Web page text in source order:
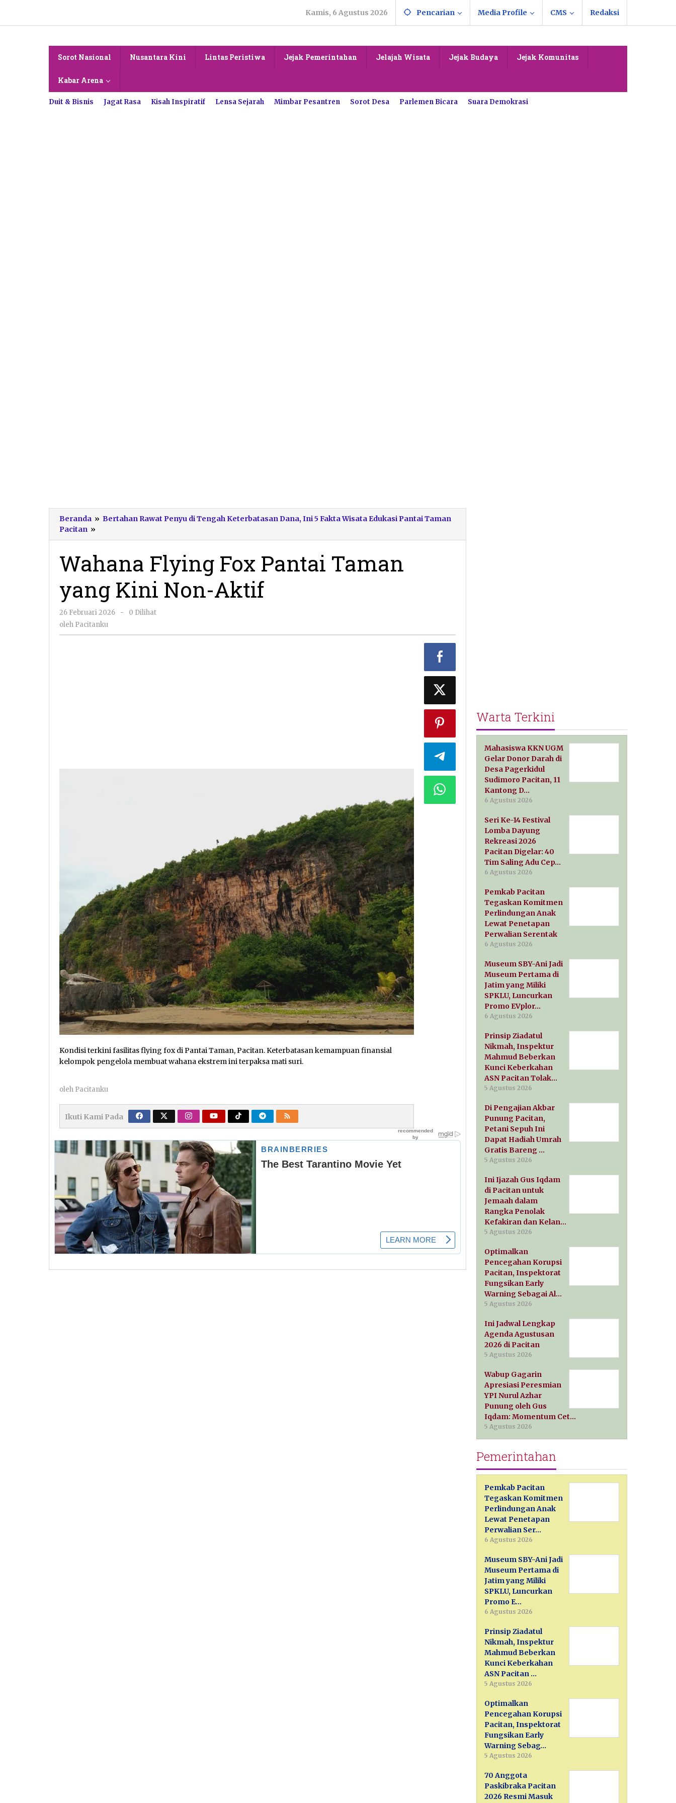
konten
Kamis, 6 Agustus 2026 Pencarian Media Profile CMS Redaksi
Sorot Nasional Nusantara Kini Lintas Peristiwa Jejak Pemerintahan Jelajah Wisata Jejak Budaya Jejak Komunitas
Kabar Arena
Duit & Bisnis Jagat Rasa Kisah Inspiratif Lensa Sejarah Mimbar Pesantren Sorot Desa Parlemen Bicara Suara Demokrasi
Beranda » Bertahan Rawat Penyu di Tengah Keterbatasan Dana, Ini 5 Fakta Wisata Edukasi Pantai Taman
Pacitan »
Flying
Pantai
Taman
Kini
Non-
Aktif
Wahana Flying Fox Pantai Taman
yang Kini Non-Aktif
26 Februari 2026
oleh
-
0 Dilihat
oleh Pacitanku
Kondisi terkini fasilitas flying fox di Pantai Taman, Pacitan. Keterbatasan kemampuan finansial
kelompok pengelola membuat wahana ekstrem ini terpaksa mati suri.
oleh Pacitanku
Ikuti Kami Pada
Warta Terkini
Mahasiswa KKN UGM
Gelar Donor Darah di
Desa Pagerkidul
Sudimoro Pacitan, 11
Kantong D…
6 Agustus 2026
Seri Ke-14 Festival
Lomba Dayung
Rekreasi 2026
Pacitan Digelar: 40
Tim Saling Adu Cep…
6 Agustus 2026
Pemkab Pacitan
Tegaskan Komitmen
Perlindungan Anak
Lewat Penetapan
Perwalian Serentak
6 Agustus 2026
Museum SBY-Ani Jadi
Museum Pertama di
Jatim yang Miliki
SPKLU, Luncurkan
Promo EVplor…
6 Agustus 2026
Prinsip Ziadatul
Nikmah, Inspektur
Mahmud Beberkan
Kunci Keberkahan
ASN Pacitan Tolak…
5 Agustus 2026
Di Pengajian Akbar
Punung Pacitan,
Petani Sepuh Ini
Dapat Hadiah Umrah
Gratis Bareng …
5 Agustus 2026
Ini Ijazah Gus Iqdam
di Pacitan untuk
Jemaah dalam
Rangka Penolak
Kefakiran dan Kelan…
5 Agustus 2026
Optimalkan
Pencegahan Korupsi
Pacitan, Inspektorat
Fungsikan Early
Warning Sebagai Al…
5 Agustus 2026
Ini Jadwal Lengkap
Agenda Agustusan
2026 di Pacitan
5 Agustus 2026
Wabup Gagarin
Apresiasi Peresmian
YPI Nurul Azhar
Punung oleh Gus
Iqdam: Momentum Cet…
5 Agustus 2026
Pemerintahan
Pemkab Pacitan
Tegaskan Komitmen
Perlindungan Anak
Lewat Penetapan
Perwalian Ser…
6 Agustus 2026
Museum SBY-Ani Jadi
Museum Pertama di
Jatim yang Miliki
SPKLU, Luncurkan
Promo E…
6 Agustus 2026
Prinsip Ziadatul
Nikmah, Inspektur
Mahmud Beberkan
Kunci Keberkahan
ASN Pacitan …
5 Agustus 2026
Optimalkan
Pencegahan Korupsi
Pacitan, Inspektorat
Fungsikan Early
Warning Sebag…
5 Agustus 2026
70 Anggota
Paskibraka Pacitan
2026 Resmi Masuk